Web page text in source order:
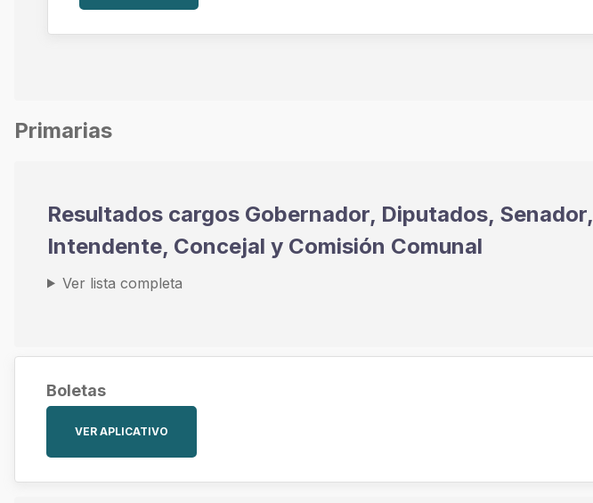
Primarias
Resultados cargos Gobernador, Diputados, Senador,
Intendente, Concejal y Comisión Comunal
Ver lista completa
Boletas
VER APLICATIVO